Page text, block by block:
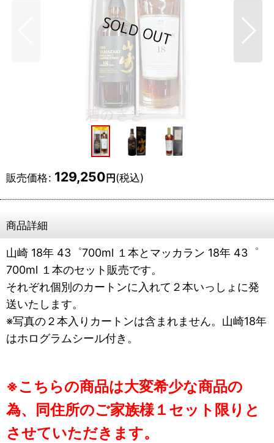
販売価格: 129,250 円 (税込)
商品詳細
山崎 18年 43゜700ml １本とマッカラン 18年 43゜
700ml １本のセット販売です。
それぞれ個別のカートンに入れて２本いっしょに発
送いたします。
※写真の２本入りカートンは含まれません。山崎18年
はホログラムシール付き。
※こちらの商品は大変希少な商品の
為、同住所のご家族様１セット限りと
させていただきます。